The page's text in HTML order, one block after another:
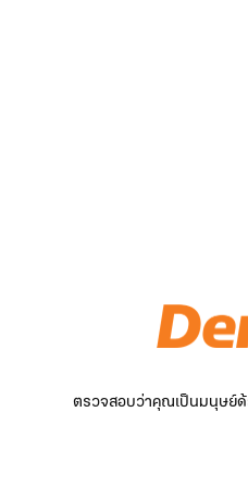
ตรวจสอบว่าคุณเป็นมนุษย์ด้